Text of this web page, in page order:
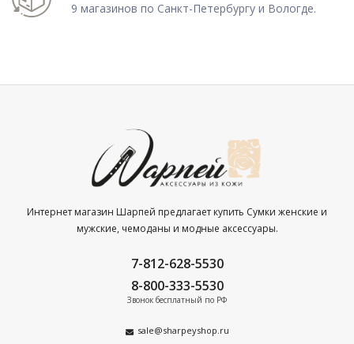
9 магазинов по Санкт-Петербургу и Вологде.
Интернет магазин Шарпей предлагает купить Сумки женские и
мужские, чемоданы и модные аксессуары.
7-812-628-5530
8-800-333-5530
Звонок бесплатный по РФ
sale@sharpeyshop.ru